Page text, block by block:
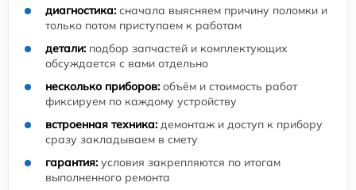
диагностика: сначала выясняем причину поломки и
только потом приступаем к работам
детали: подбор запчастей и комплектующих
обсуждается с вами отдельно
несколько приборов: объём и стоимость работ
фиксируем по каждому устройству
встроенная техника: демонтаж и доступ к прибору
сразу закладываем в смету
гарантия: условия закрепляются по итогам
выполненного ремонта